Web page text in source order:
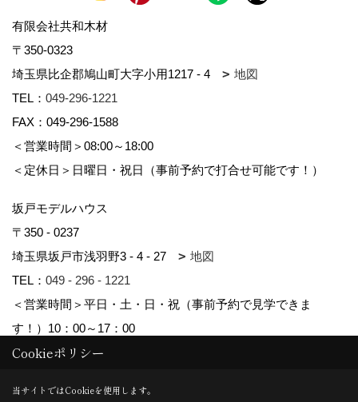
有限会社共和木材
〒350-0323
埼玉県比企郡鳩山町大字小用1217 - 4
地図
TEL： 049-296-1221
FAX：049-296-1588
＜営業時間＞08:00～18:00
＜定休日＞日曜日・祝日（事前予約で打合せ可能です！）
坂戸モデルハウス
〒350 - 0237
埼玉県坂戸市浅羽野3 - 4 - 27
地図
TEL： 049 - 296 - 1221
＜営業時間＞平日・土・日・祝（事前予約で見学できま
す！）10：00～17：00
Copyright (c) kyowa. All Rights Reserved.
Cookieポリシー
当サイトではCookieを使用します。